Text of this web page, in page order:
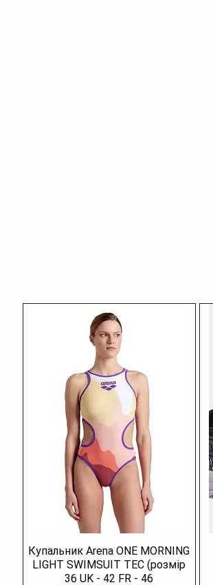
Купальник Arena ONE MORNING
LIGHT SWIMSUIT TEC (розмір
36 UK - 42 FR - 46